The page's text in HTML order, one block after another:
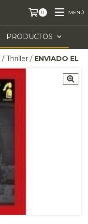
0 MENÚ
PRODUCTOS
/ Thriller / ENVIADO EL